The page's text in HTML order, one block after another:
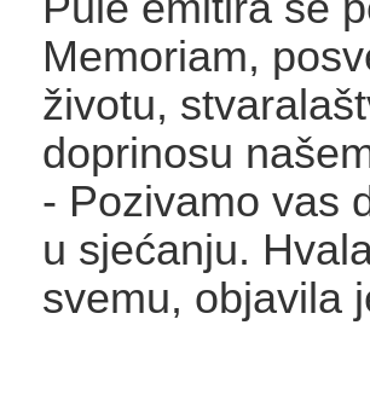
Memoriam,
životu,
doprinosu
- Pozivamo vas
u sjećanju.
svemu, objavila